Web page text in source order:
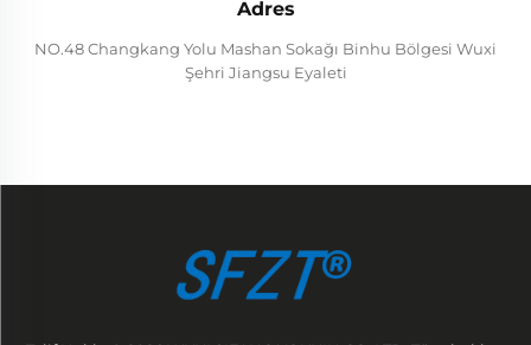
Adres
NO.48 Changkang Yolu Mashan Sokağı Binhu Bölgesi Wuxi
Şehri Jiangsu Eyaleti